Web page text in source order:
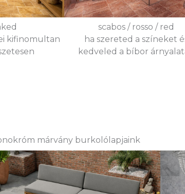
kifinomultan
scabos / rosso / red
ha szereted a színeket
kedveled a bíbor
márvány burkolólapjaink